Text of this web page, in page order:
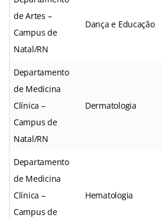
de Artes –
Campus de
Natal/RN
Dança e Educação
Departamento
de Medicina
Clínica –
Campus de
Natal/RN
Dermatologia
Departamento
de Medicina
Clínica –
Campus de
Hematologia